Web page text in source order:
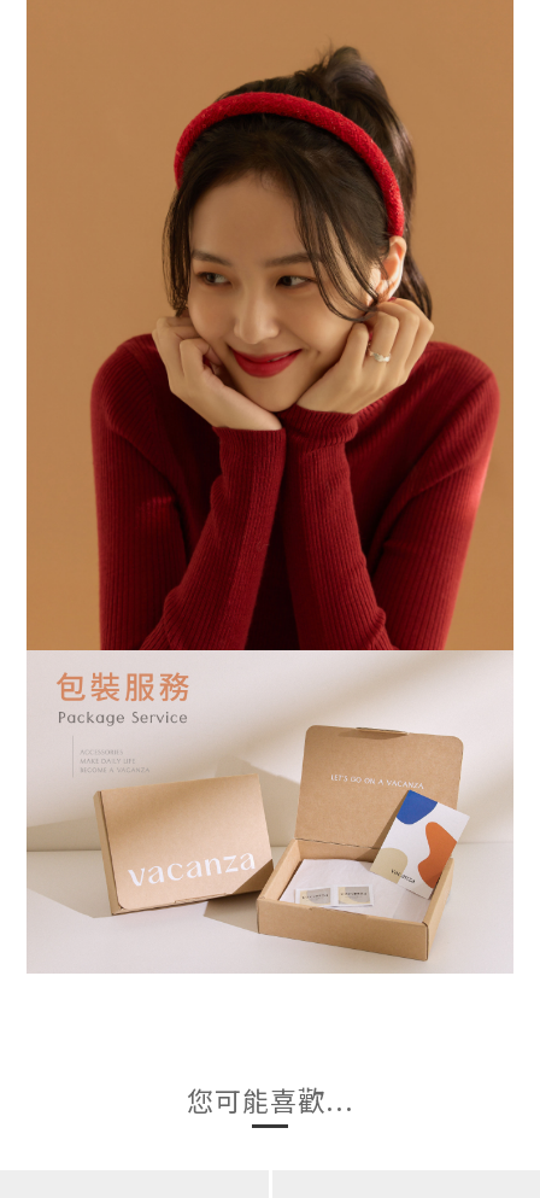
您可能喜歡...